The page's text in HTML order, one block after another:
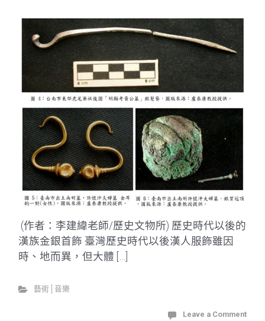
(作者：李建緯老師/歷史文物所) 歷史時代以後的
漢族金銀首飾 臺灣歷史時代以後漢人服飾雖因
時、地而異，但大體 […]
藝術│音樂
Leave a Comment